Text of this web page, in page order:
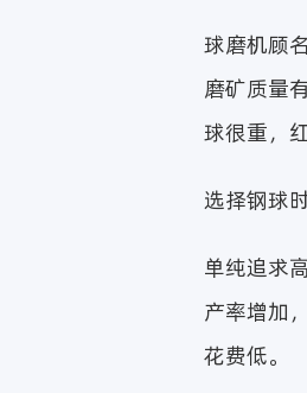
球磨机顾
磨矿质量
球很重，
选择钢球
单纯追求
产率增加
花费低。